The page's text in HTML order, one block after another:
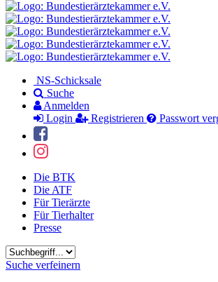
NS-Schicksale
Suche
Anmelden
Login
Registrieren Passwort
Die BTK
Die ATF
Für Tierärzte
Für Tierhalter
Presse
Suchbegriff
Suche verfeinern